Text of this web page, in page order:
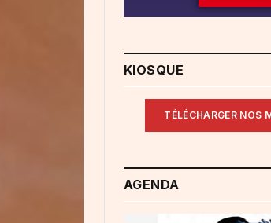
KIOSQUE
TÉLÉCHARGER NOS
AGENDA